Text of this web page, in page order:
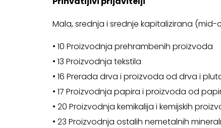
Mala, srednja i srednje kapitalizirana
• 10 Proizvodnja prehrambenih proizvoda
• 13 Proizvodnja tekstila
• 16 Prerada drva i proizvoda od drva i
• 17 Proizvodnja papira i proizvoda od
• 20 Proizvodnja kemikalija i kemijskih
• 23 Proizvodnja ostalih nemetalnih